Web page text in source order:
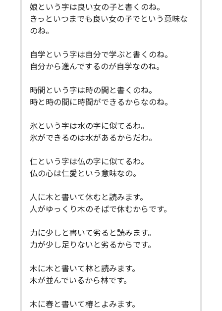
娘という字は良い女の子と書くのね。
きっといつまでも良い女の子でという意味な
のね。
自学という字は自分で学ぶと書くのね。
自分から進んでするのが自学なのね。
時間という字は時の間と書くのね。
時と時の間に時間ができるからなのね。
氷という字は水の字に似てるわ。
氷ができるのは水があるからだわ。
仁という字は仏の字に似てるわ。
仏の心は仁愛という意味なの。
人に木と書いて休むと読みます。
人がゆっくり木のそばで休むからです。
力に少しと書いて劣ると読みます。
力が少し足りないと劣るからです。
木に木と書いて林と読みます。
木が並んでいるから林です。
木に春と書いて椿とよみます。